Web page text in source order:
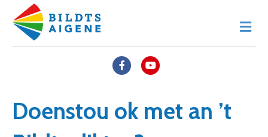
F
e
Y
t
M
e
n
Doenstou ok met an ’t